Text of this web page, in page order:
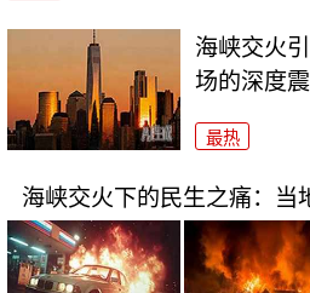
海峡交火
场的深度
最热
海峡交火下的民生之痛：当